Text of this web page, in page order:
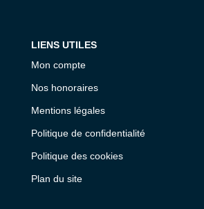
LIENS UTILES
Mon compte
Nos honoraires
Mentions légales
Politique de confidentialité
Politique des cookies
Plan du site